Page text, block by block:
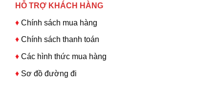
HỖ TRỢ KHÁCH HÀNG
♦Chính sách mua hàng
♦ Chính sách thanh toán
♦ Các hình thức mua hàng
♦ Sơ đồ đường đi